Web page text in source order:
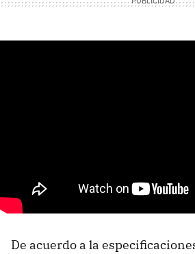
De acuerdo a la